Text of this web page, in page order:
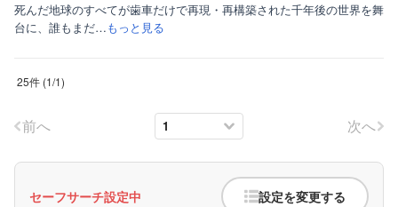
死んだ地球のすべてが歯車だけで再現・再構築された千年後の世界を舞
台に、誰もまだ…もっと見る
25件 (1/1)
前へ 次へ
セーフサーチ設定中 設定を変更する